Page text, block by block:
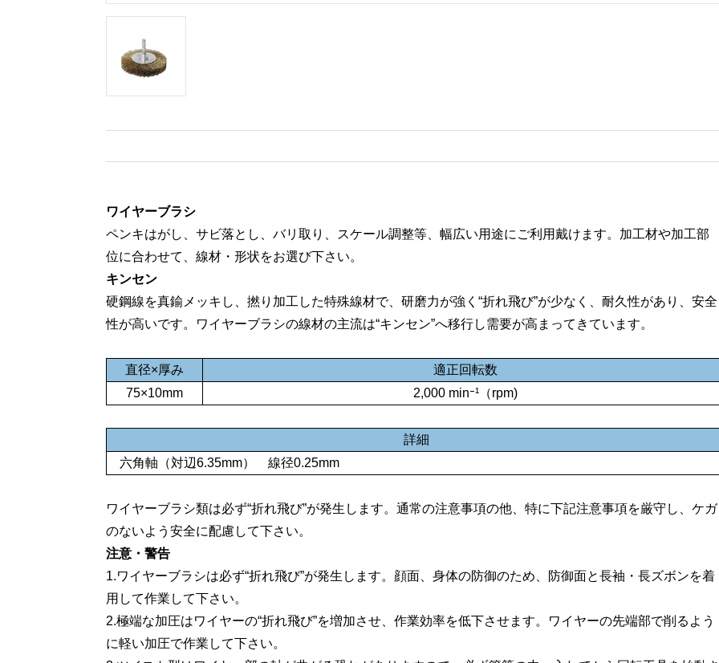
ワイヤーブラシ
ペンキはがし、サビ落とし、バリ取り、スケール調整等、幅広い用途にご利用戴けます。加工材や加工部
位に合わせて、線材・形状をお選び下さい。
キンセン
硬鋼線を真鍮メッキし、撚り加工した特殊線材で、研磨力が強く“折れ飛び”が少なく、耐久性があり、安全
性が高いです。ワイヤーブラシの線材の主流は“キンセン”へ移行し需要が高まってきています。
直径×厚み
適正回転数
75×10mm
2,000 min⁻¹（rpm)
詳細
六角軸（対辺6.35mm） 線径0.25mm
ワイヤーブラシ類は必ず“折れ飛び”が発生します。通常の注意事項の他、特に下記注意事項を厳守し、ケガ
のないよう安全に配慮して下さい。
注意・警告
1.ワイヤーブラシは必ず“折れ飛び”が発生します。顔面、身体の防御のため、防御面と長袖・長ズボンを着
用して作業して下さい。
2.極端な加圧はワイヤーの“折れ飛び”を増加させ、作業効率を低下させます。ワイヤーの先端部で削るよう
に軽い加圧で作業して下さい。